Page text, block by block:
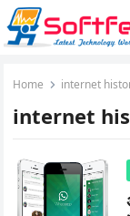
Home internet
internet